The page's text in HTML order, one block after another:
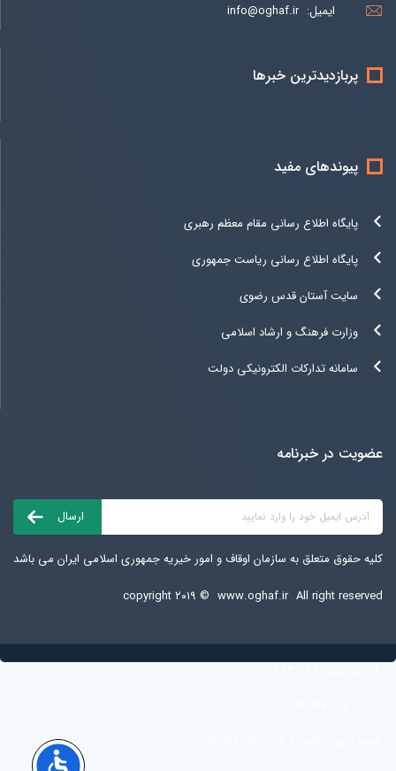
ایمیل: info@oghaf.ir
پربازدیدترین خبرها
پیوندهای مفید
پایگاه اطلاع رسانی مقام معظم رهبری
پایگاه اطلاع رسانی ریاست جمهوری
سایت آستان قدس رضوی
وزارت فرهنگ و ارشاد اسلامی
سامانه تدارکات الکترونیکی دولت
عضویت در خبرنامه
کلیه حقوق متعلق به سازمان اوقاف و امور خیریه جمهوری اسلامی ایران می باشد
copyright ۲۰۱۹ © www.oghaf.ir All right reserved